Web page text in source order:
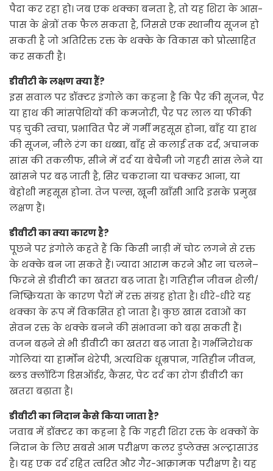
पैदा कर रहा हो। जब एक थक्का बनता है, तो यह शिरा के आस-
पास के क्षेत्रों तक फैल सकता है, जिससे एक स्थानीय सूजन हो
सकती है जो अतिरिक्त रक्त के थक्के के विकास को प्रोत्साहित
कर सकती है।
डीवीटी के लक्षण क्या हैं?
इस सवाल पर डॉक्टर इंगोले का कहना है कि पैर की सूजन, पैर
या हाथ की मांसपेशियों की कमजोरी, पैर पर लाल या फीकी
पड़ चुकी त्वचा, प्रभावित पैर में गर्मी महसूस होना, बाँह या हाथ
की सूजन, नीले रंग का धब्बा, बाँह से कलाई तक दर्द, अचानक
सांस की तकलीफ, सीने में दर्द या बेचैनी जो गहरी सांस लेने या
खांसने पर बढ़ जाती है, सिर चकराना या चक्कर आना, या
बेहोशी महसूस होना. तेज पल्स, खूनी खाँसी आदि इसके प्रमुख
लक्षण हैं।
डीवीटी का क्या कारण है?
पूछने पर इंगोले कहते हैं कि किसी नाड़ी में चोट लगने से रक्त
के थक्के बन जा सकते हैं। ज्यादा आराम करने और ना चलने–
फिरने से डीवीटी का खतरा बढ़ जाता है। गतिहीन जीवन शैली/
निष्क्रियता के कारण पैरों में रक्त संग्रह होता है। धीरे-धीरे यह
थक्का के रूप में विकसित हो जाता है। कुछ खास दवाओं का
सेवन रक्त के थक्के बनने की संभावना को बढ़ा सकती हैं।
वजन बढ़ने से भी डीवीटी का खतरा बढ़ जाता है। गर्भनिरोधक
गोलियां या हार्मोन थेरेपी, अत्यधिक धूम्रपान, गतिहीन जीवन,
ब्लड क्लॉटिंग डिसऑर्डर, कैंसर, पेट दर्द का रोग डीवीटी का
खतरा बढ़ाता है।
डीवीटी का निदान कैसे किया जाता है?
जवाब में डॉक्टर का कहना है कि गहरी शिरा रक्त के थक्कों के
निदान के लिए सबसे आम परीक्षण कलर डुप्लेक्स अल्ट्रासाउंड
है। यह एक दर्द रहित त्वरित और गैर-आक्रामक परीक्षण है। यह